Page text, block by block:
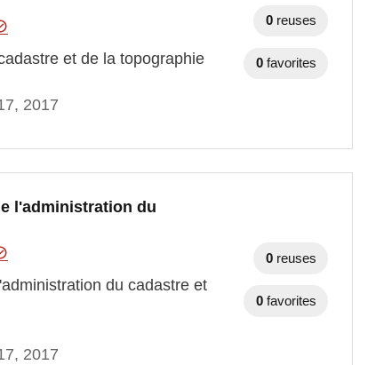
et de la topographie
2017
0 reuses
0 favorites
l'administration du
du cadastre et
2017
0 reuses
0 favorites